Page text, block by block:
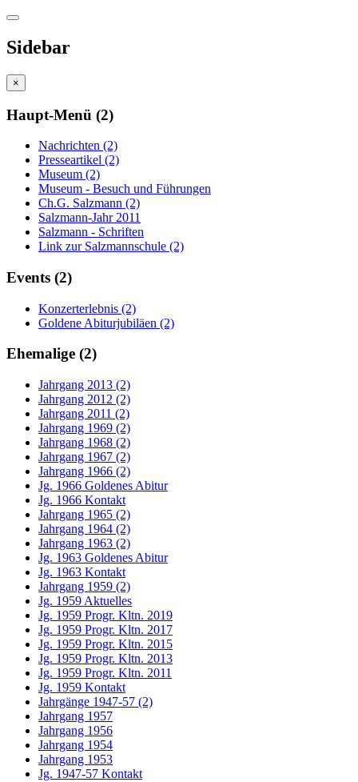
Sidebar
×
Haupt-Menü (2)
Nachrichten (2)
Presseartikel (2)
Museum (2)
Museum - Besuch und Führungen
Ch.G. Salzmann (2)
Salzmann-Jahr 2011
Salzmann - Schriften
Link zur Salzmannschule (2)
Events (2)
Konzerterlebnis (2)
Goldene Abiturjubiläen (2)
Ehemalige (2)
Jahrgang 2013 (2)
Jahrgang 2012 (2)
Jahrgang 2011 (2)
Jahrgang 1969 (2)
Jahrgang 1968 (2)
Jahrgang 1967 (2)
Jahrgang 1966 (2)
Jg. 1966 Goldenes Abitur
Jg. 1966 Kontakt
Jahrgang 1965 (2)
Jahrgang 1964 (2)
Jahrgang 1963 (2)
Jg. 1963 Goldenes Abitur
Jg. 1963 Kontakt
Jahrgang 1959 (2)
Jg. 1959 Aktuelles
Jg. 1959 Progr. Kltn. 2019
Jg. 1959 Progr. Kltn. 2017
Jg. 1959 Progr. Kltn. 2015
Jg. 1959 Progr. Kltn. 2013
Jg. 1959 Progr. Kltn. 2011
Jg. 1959 Kontakt
Jahrgänge 1947-57 (2)
Jahrgang 1957
Jahrgang 1956
Jahrgang 1954
Jahrgang 1953
Jg. 1947-57 Kontakt